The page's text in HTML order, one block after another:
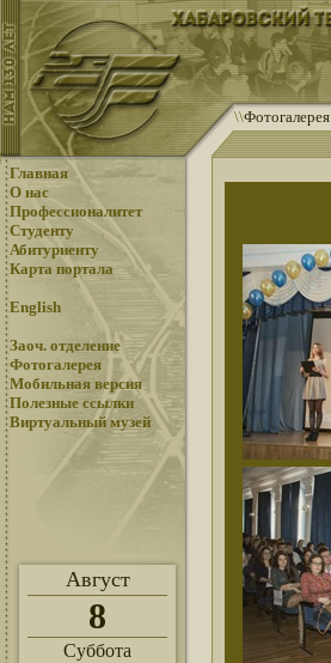
\\Фотогалерея
Главная
О нас
Профессионалитет
Студенту
Абитуриенту
Карта портала
English
Заоч. отделение
Фотогалерея
Мобильная версия
Полезные ссылки
Виртуальный музей
Август
8
Суббота